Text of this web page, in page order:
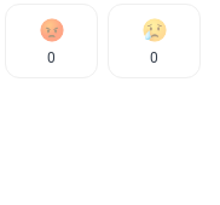
0 0